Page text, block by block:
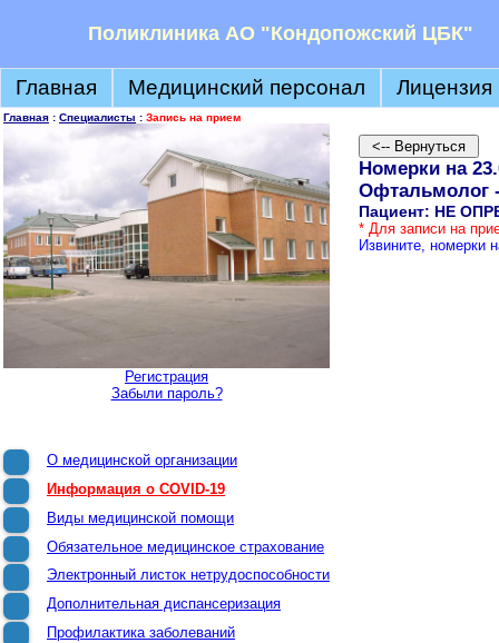
Поликлиника АО "Кондопожский ЦБК"
Главная Медицинский персонал Лицензия
Главная : Специалисты : Запись на прием
Регистрация
Забыли пароль?
О медицинской организации
Информация о COVID-19
Виды медицинской помощи
Обязательное медицинское страхование
Электронный листок нетрудоспособности
Дополнительная диспансеризация
Профилактика заболеваний
Номерки на
Офтальмолог
Пациент: НЕ
* Для записи на
Извините, номерки